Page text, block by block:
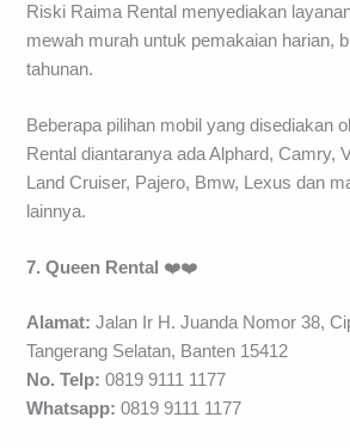
Riski Raima Rental menyediakan
mewah murah untuk pemakaian harian,
tahunan.
Beberapa pilihan mobil yang disediakan
Rental diantaranya ada Alphard, Camry,
Land Cruiser, Pajero, Bmw, Lexus dan
lainnya.
7. Queen Rental ❤️❤️
Alamat: Jalan Ir H. Juanda Nomor 38,
Tangerang Selatan, Banten 15412
No. Telp: 0819 9111 1177
Whatsapp: 0819 9111 1177